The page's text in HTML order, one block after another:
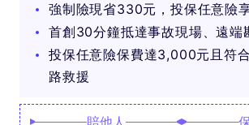
強制險現省330元，投保任意險
首創30分鐘抵達事故現場、遠端
投保任意險保費達3,000元且符
路救援
賠他人